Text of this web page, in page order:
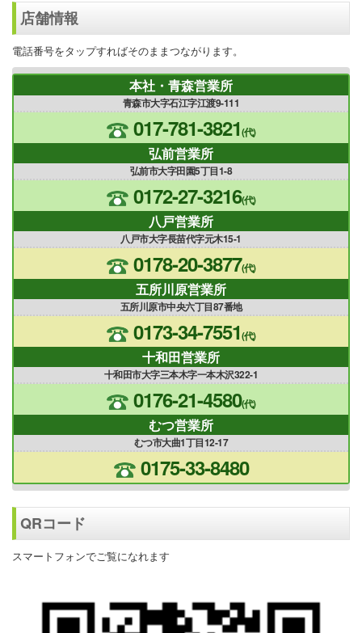
店舗情報
電話番号をタップすればそのままつながります。
本社・青森営業所
青森市大字石江字江渡9-111
017-781-3821(代)
弘前営業所
弘前市大字田園5丁目1-8
0172-27-3216(代)
八戸営業所
八戸市大字長苗代字元木15-1
0178-20-3877(代)
五所川原営業所
五所川原市中央六丁目87番地
0173-34-7551(代)
十和田営業所
十和田市大字三本木字一本木沢322-1
0176-21-4580(代)
むつ営業所
むつ市大曲1丁目12-17
0175-33-8480
QRコード
スマートフォンでご覧になれます